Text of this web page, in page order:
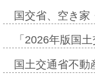
国交省、空き
「2026年版国
国土交通省不